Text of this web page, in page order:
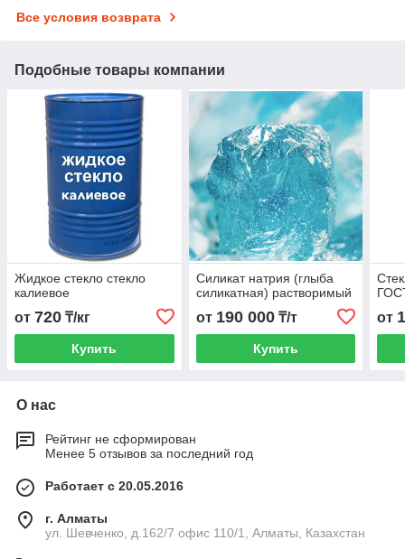
Все условия возврата
Подобные товары компании
Жидкое стекло стекло
калиевое
от 720 ₸/кг
Купить
Силикат натрия (глыба
силикатная) растворимый
от 190 000₸/т
Купить
от
О нас
Рейтинг не сформирован
Менее 5 отзывов за последний год
Работает с 20.05.2016
г. Алматы
ул. Шевченко, д.162/7 офис 110/1, Алматы, Казахстан